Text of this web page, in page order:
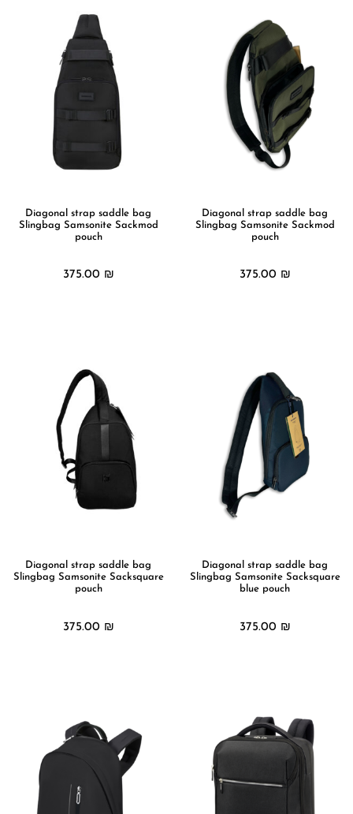
Diagonal strap saddle bag
Slingbag Samsonite Sackmod
pouch
375.00 ₪
Diagonal strap saddle bag
Slingbag Samsonite Sackmod
pouch
375.00 ₪
Diagonal strap saddle bag
Slingbag Samsonite Sacksquare
blue pouch
375.00 ₪
Diagonal strap saddle bag
Slingbag Samsonite Sacksquare
pouch
375.00 ₪